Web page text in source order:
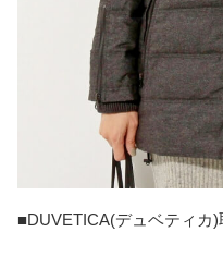
■DUVETICA(デュベティカ